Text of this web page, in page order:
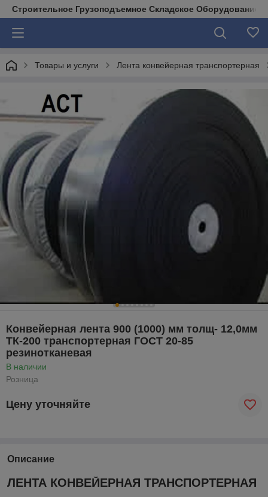
Строительное Грузоподъемное Складское Оборудование
Товары и услуги Лента конвейерная транспортерная
Конвейерная лента 900 (1000) мм толщ- 12,0мм
ТК-200 транспортерная ГОСТ 20-85
резинотканевая
В наличии
Розница
Цену уточняйте
Описание
ЛЕНТА КОНВЕЙЕРНАЯ ТРАНСПОРТЕРНАЯ